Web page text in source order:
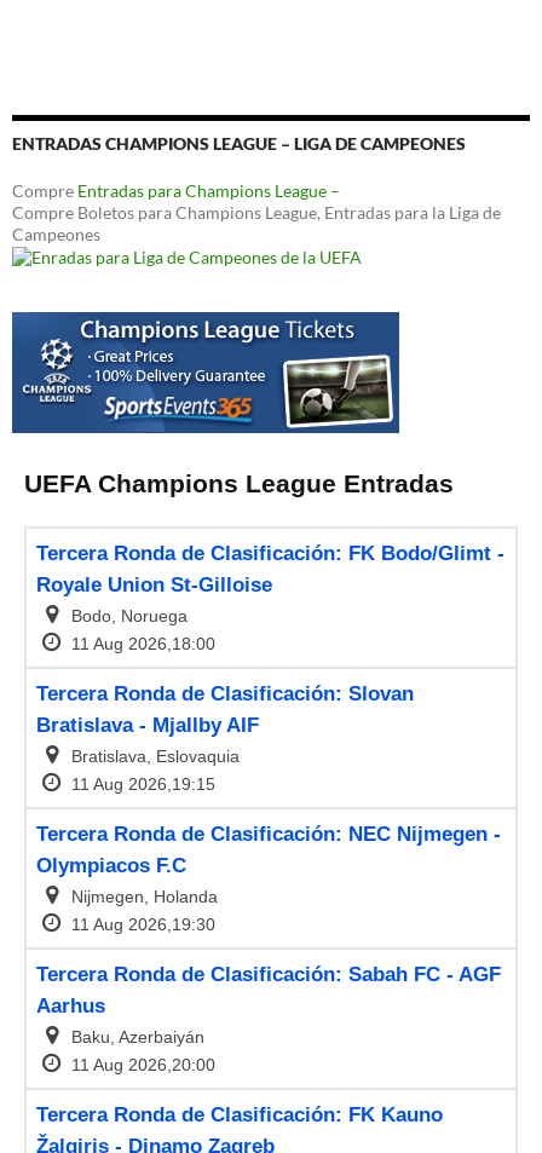
ENTRADAS CHAMPIONS LEAGUE – LIGA DE CAMPEONES
Compre Entradas para Champions League –
Compre Boletos para Champions League, Entradas para la Liga de
Campeones